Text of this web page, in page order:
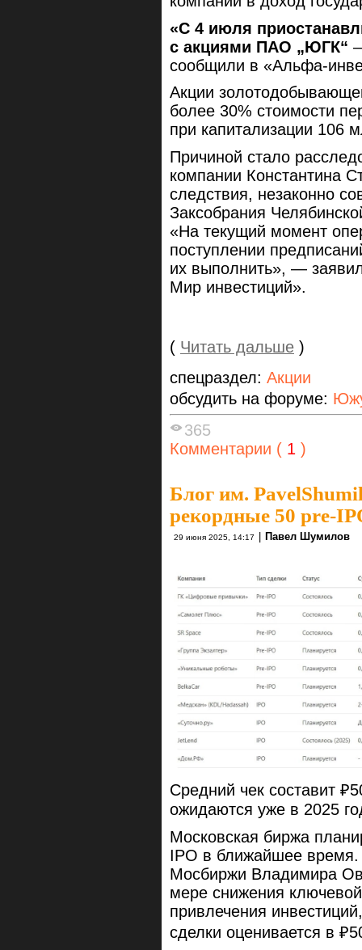
«С 4 июля
с акциями ПАО „ЮГК“
сообщили в «Альфа-
Акции
более 30% стоимости
при капитализации 106
Причиной стало
компании Константина
следствия, незаконно
Заксобрания
«На текущий момент
поступлении
их выполнить», —
Мир инвестиций».
( Читать дальше )
спецраздел: Акции
обсудить на форуме:
365
Комментарии ( 1 )
Блог им.
рекордные 50 pre-
29 июня 2025, 14:17 Павел Шумилов
Средний чек составит
ожидаются уже в 2025
Московская биржа
IPO в ближайшее время.
Мосбиржи Владимира
мере снижения
привлечения
сделки оценивается в